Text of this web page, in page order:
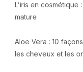
L’iris en
mature
Aloe Vera : 10
les cheveux et les